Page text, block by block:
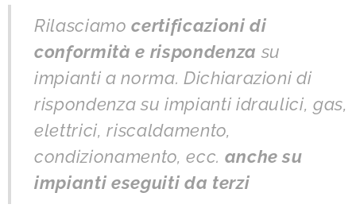
Rilasciamocertificazioni di
conformità e rispondenza su
impianti a norma. Dichiarazioni di
rispondenza su impianti idraulici, gas,
elettrici, riscaldamento,
condizionamento, ecc. anche su
impianti eseguiti da terzi